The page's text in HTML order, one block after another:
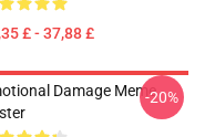
£ - 37,88 £
Damage Meme-20%